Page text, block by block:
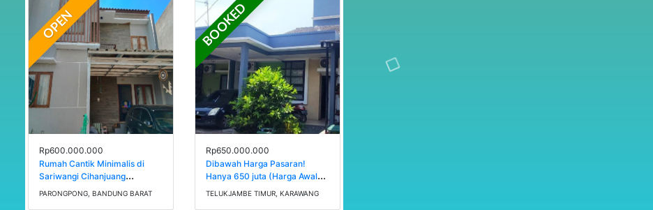
Rp600.000.000
Rumah Cantik Minimalis di
Sariwangi Cihanjuang
Bandung
PARONGPONG, BANDUNG BARAT
OPEN
Rp650.000.000
Dibawah Harga Pasaran!
Hanya 650 juta (Harga Awal
750 jt) Rumah Semi Furnish 1,5
Lantai Di Galuhmas Karawang
TELUKJAMBE TIMUR, KARAWANG
BOOKED